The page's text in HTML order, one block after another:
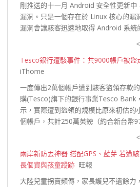
剛推送的十一月 Android 安全性更新中
漏洞。只是一個存在於 Linux 核心的漏
漏洞會讓駭客迅速地取得 Android 系統
<
Tesco銀行遭駭事件：共9000帳戶被盜
iThome
一度傳出2萬個帳戶遭到駭客盜領存款
購(Tesco)旗下的銀行事業Tesco Bank
示，實際遭到盜領的規模比原來初估的
個帳戶，共計250萬英鎊（約合新台幣
<
兩岸新防丟神器 搭配GPS、藍芽 若遭
長個資與孩童蹤跡 旺報
大陸兒童拐賣頻傳，家長護兒不遺餘力